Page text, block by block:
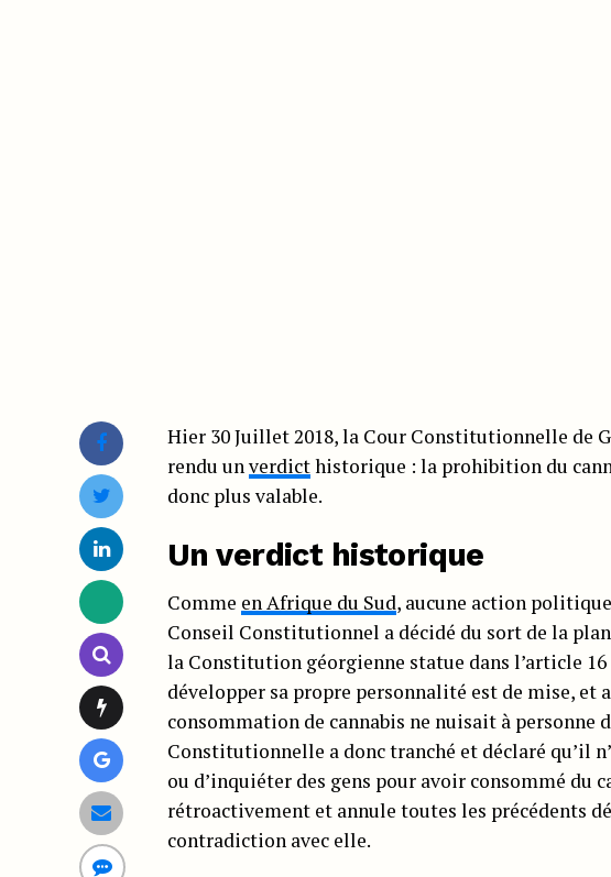
Hier 30 Juillet 2018, la Cour Constitutionnelle de
rendu unverdicthistorique : la prohibition du
donc plus valable.
Un verdict historique
Comme en Afrique du Sud, aucune action
Conseil Constitutionnel a décidé du sort de la
la Constitution géorgienne statue dans l’article
développer sa propre personnalité est de mise, et
consommation de cannabis ne nuisait à personne
Constitutionnelle a donc tranché et déclaré qu’il
ou d’inquiéter des gens pour avoir consommé du
rétroactivement et annule toutes les précédents
contradiction avec elle.